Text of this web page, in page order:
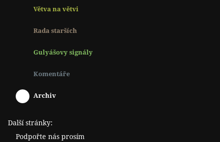
Větva na větvi
Rada starších
Gulyášovy signály
Komentáře
Archiv
Další stránky:
Podpořte nás prosím